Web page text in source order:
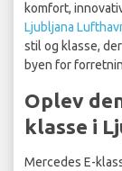
komfort,
Ljubljana
stil og klasse,
byen for
Oplev
klasse i
Mercedes E-